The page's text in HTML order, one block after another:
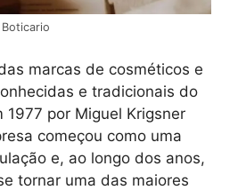
marcas de cosméticos e
e tradicionais do
1977 por Miguel Krigsner
começou como uma
e, ao longo dos anos,
tornar uma das maiores